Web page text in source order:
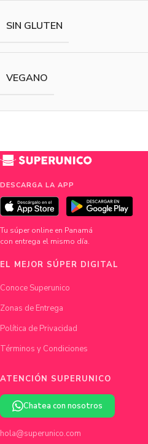
SIN GLUTEN
VEGANO
DESCARGA LA APP
Tu súper online en Panamá
con entrega el mismo día.
EL MEJOR SÚPER DIGITAL
Conoce Superunico
Zonas de Entrega
Política de Privacidad
Términos y Condiciones
ATENCIÓN SUPERUNICO
Chatea con nosotros
hola@superunico.com